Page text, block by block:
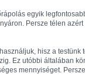
egyik
Persze télen
hisz a testünk
Ez utóbbi általában
mennyiséget.